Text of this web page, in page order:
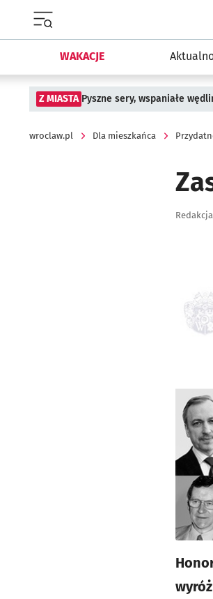
WAKACJE
Z MIASTA Pyszne sery, wspaniałe
wroclaw.pl Dla mieszkańca
Autor: